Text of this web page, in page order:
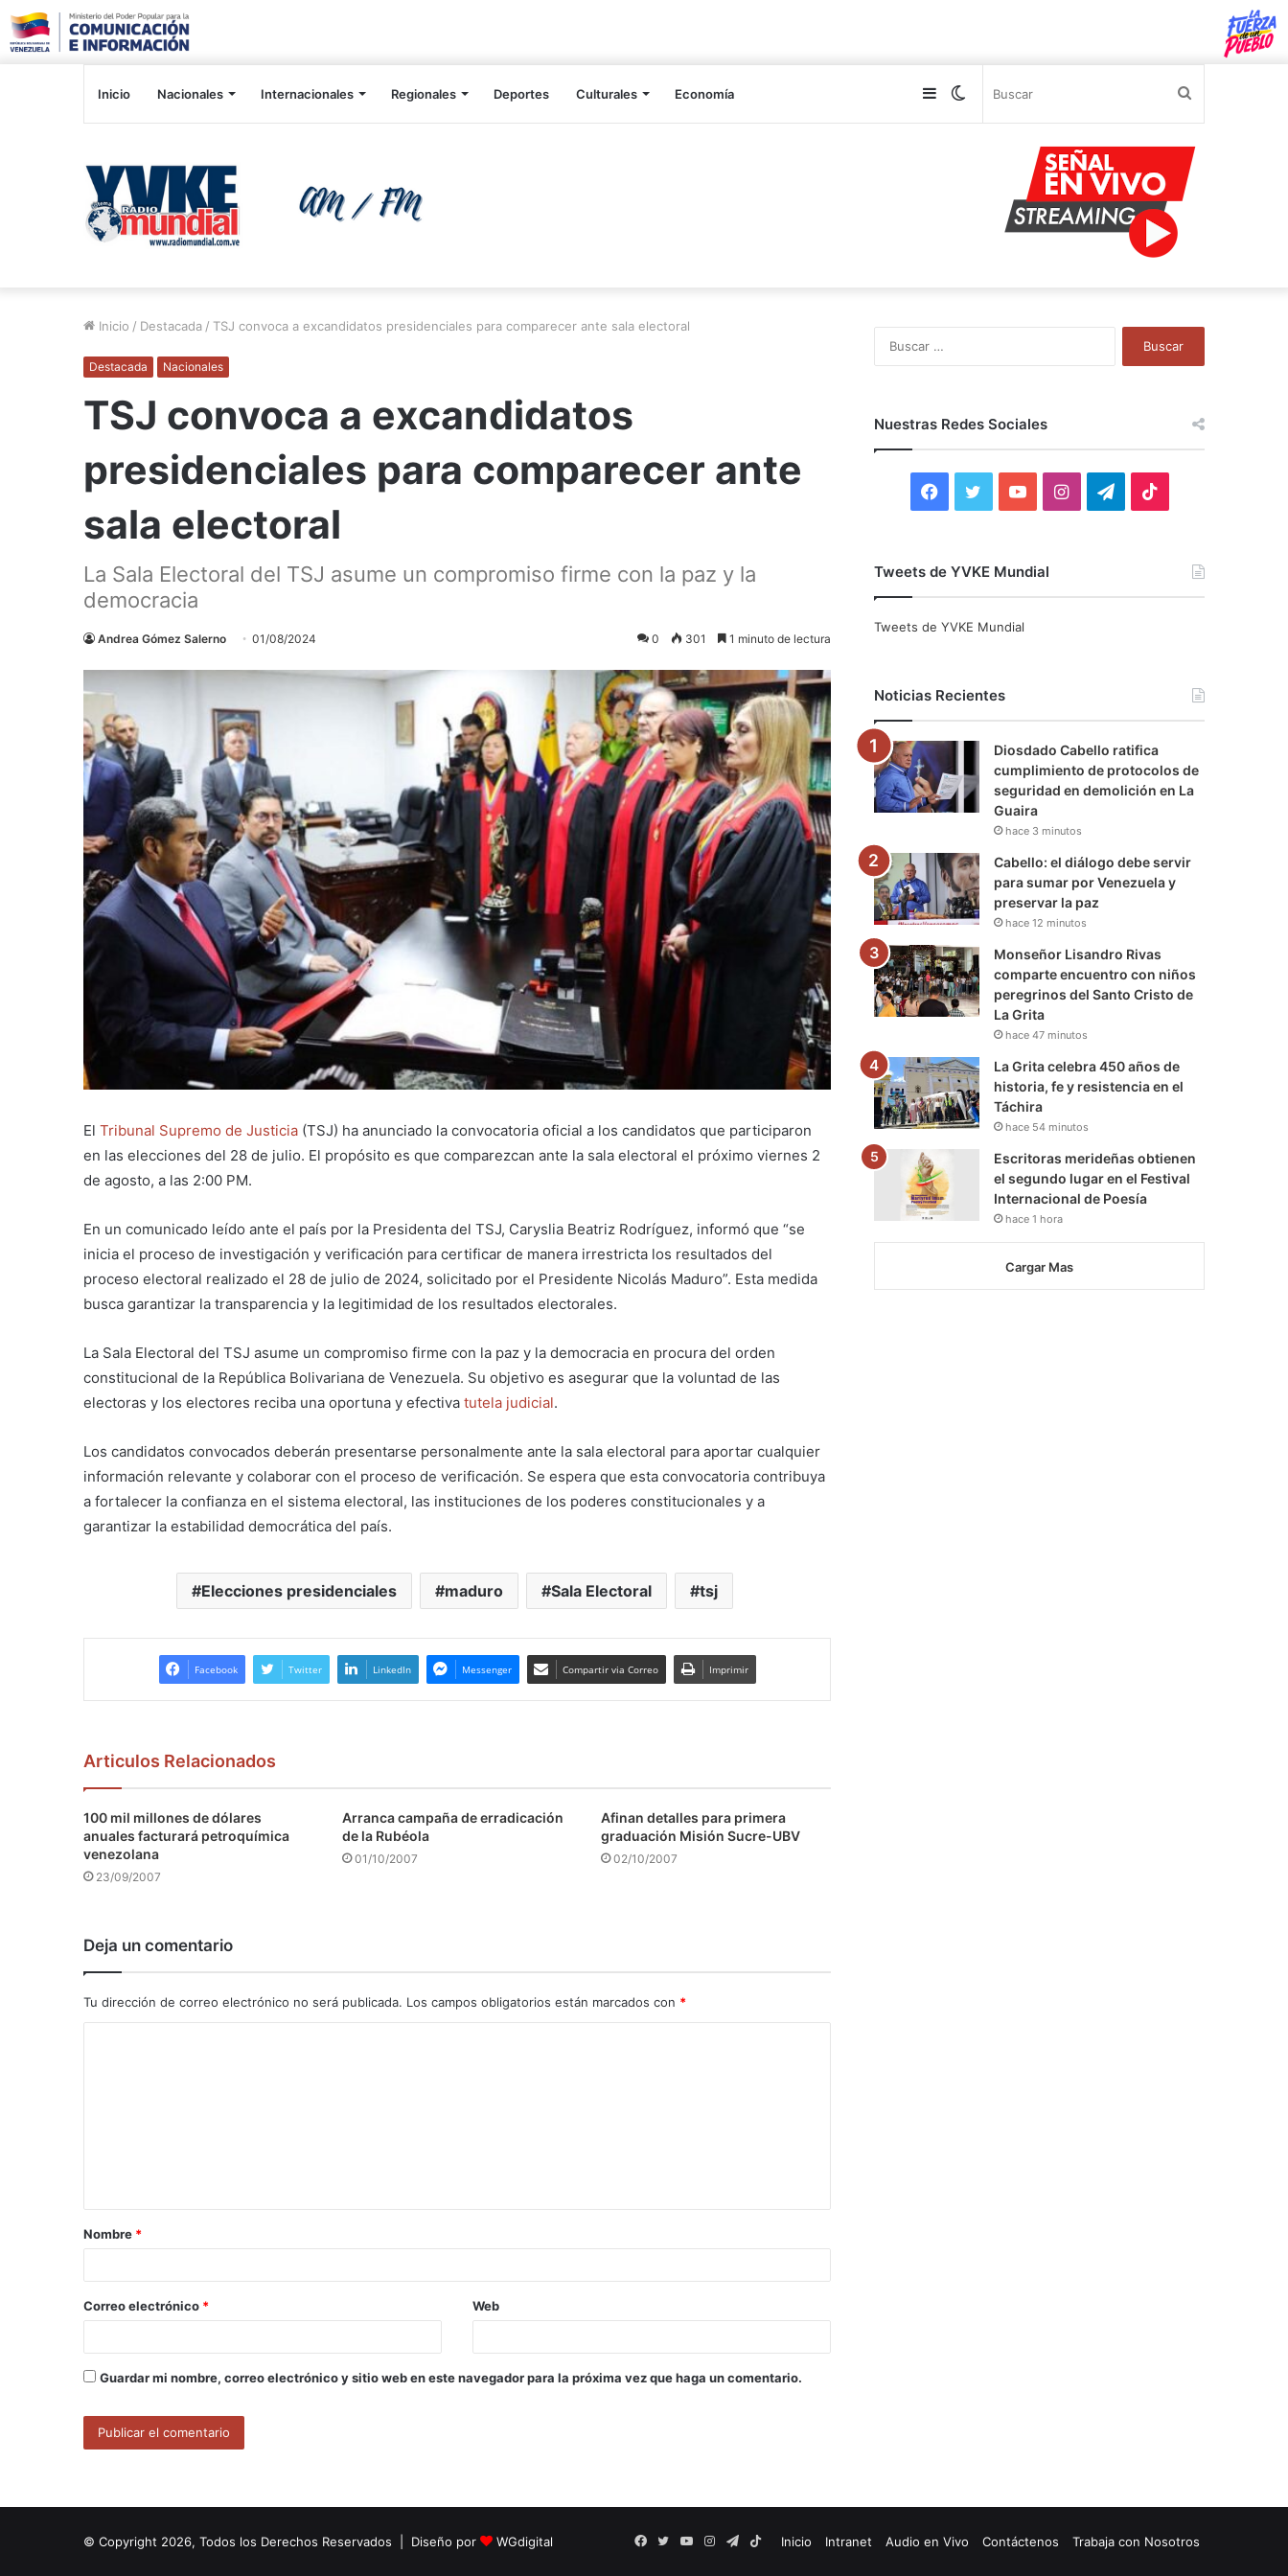
Inicio Nacionales Internacionales Regionales Deportes Culturales Economía Switch
Sidebar
Inicio / Destacada / TSJ convoca a excandidatos presidenciales para comparecer ante sala electoral
Destacada Nacionales
TSJ convoca a excandidatos
presidenciales para comparecer ante
sala electoral
La Sala Electoral del TSJ asume un compromiso firme con la paz y la
democracia
Andrea Gómez Salerno 01/08/2024 0 301 1 minuto de lectura
El Tribunal Supremo de Justicia (TSJ) ha anunciado la convocatoria oficial a los candidatos que participaron
en las elecciones del 28 de julio. El propósito es que comparezcan ante la sala electoral el próximo viernes 2
de agosto, a las 2:00 PM.
En un comunicado leído ante el país por la Presidenta del TSJ, Caryslia Beatriz Rodríguez, informó que “se
inicia el proceso de investigación y verificación para certificar de manera irrestricta los resultados del
proceso electoral realizado el 28 de julio de 2024, solicitado por el Presidente Nicolás Maduro”. Esta medida
busca garantizar la transparencia y la legitimidad de los resultados electorales.
La Sala Electoral del TSJ asume un compromiso firme con la paz y la democracia en procura del orden
constitucional de la República Bolivariana de Venezuela. Su objetivo es asegurar que la voluntad de las
electoras y los electores reciba una oportuna y efectiva tutela judicial.
Los candidatos convocados deberán presentarse personalmente ante la sala electoral para aportar cualquier
información relevante y colaborar con el proceso de verificación. Se espera que esta convocatoria contribuya
a fortalecer la confianza en el sistema electoral, las instituciones de los poderes constitucionales y a
garantizar la estabilidad democrática del país.
Elecciones presidenciales maduro Sala Electoral tsj
Facebook Twitter LinkedIn Messenger Compartir via Correo Imprimir
Articulos Relacionados
100 mil millones de dólares
anuales facturará petroquímica
venezolana
23/09/2007
Arranca campaña de erradicación
de la Rubéola
01/10/2007
Afinan detalles para primera
graduación Misión Sucre-UBV
02/10/2007
Deja un comentario
Tu dirección de correo electrónico no será publicada. Los campos obligatorios están marcados con *
a
r
*
Nombre *
Correo electrónico * Web
Guardar mi nombre, correo electrónico y sitio web en este navegador para la próxima vez que haga un comentario.
Nuestras Redes Sociales
F
c
o
k
i
r
Y
u
e
I
r
a
m
T
a
m
Tweets de YVKE Mundial
Tweets de YVKE Mundial
Noticias Recientes
Diosdado Cabello ratifica
cumplimiento de protocolos de
seguridad en demolición en La
Guaira
hace 3 minutos
Cabello: el diálogo debe servir
para sumar por Venezuela y
preservar la paz
hace 12 minutos
Monseñor Lisandro Rivas
comparte encuentro con niños
peregrinos del Santo Cristo de
La Grita
hace 47 minutos
La Grita celebra 450 años de
historia, fe y resistencia en el
Táchira
hace 54 minutos
Escritoras merideñas obtienen
el segundo lugar en el Festival
Internacional de Poesía
hace 1 hora
Cargar Mas
© Copyright 2026, Todos los Derechos Reservados | Diseño por WGdigital Inicio Intranet Audio en Vivo Contáctenos Trabaja con Nosotros
Facebook
TwitterYouTubeInstagramTelegram
TikTok